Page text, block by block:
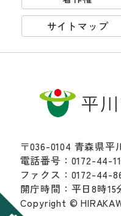
サイトマップ
〒036-0104 青森県平
電話番号：0172-44-
ファクス：0172-44-
開庁時間：平日8時15
Copyright ©